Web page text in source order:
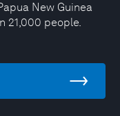
New Guinea
21,000 people.